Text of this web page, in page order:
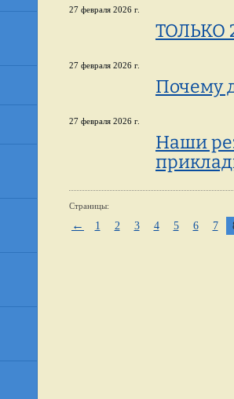
27 февраля 2026 г.
ТОЛЬКО
27 февраля 2026 г.
Почему
27 февраля 2026 г.
Наши
Страницы:
← 1 2 3 4 5 6 7